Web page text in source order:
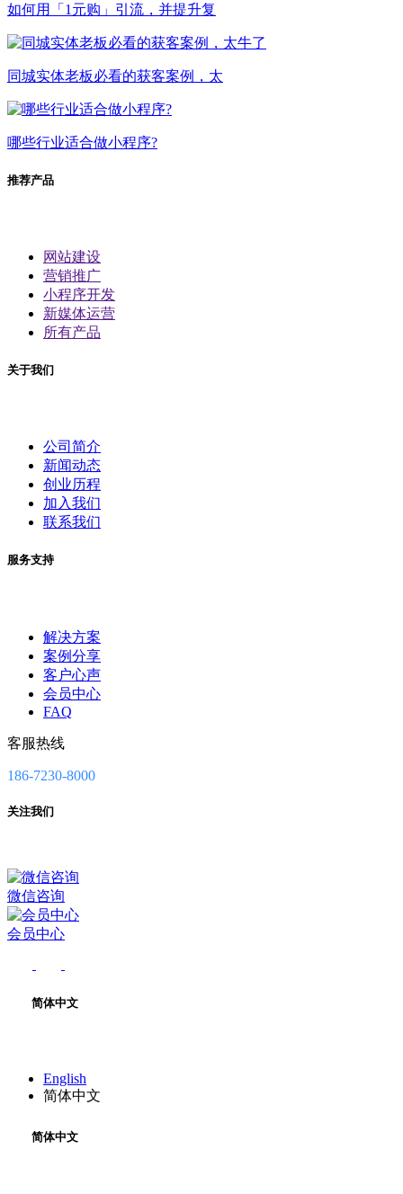
如何用「1元购」引流，并提升复
同城实体老板必看的获客案例，太
哪些行业适合做小程序?
推荐产品
网站建设
营销推广
小程序开发
新媒体运营
所有产品
关于我们
公司简介
新闻动态
创业历程
加入我们
联系我们
服务支持
解决方案
案例分享
客户心声
会员中心
FAQ
客服热线
186-7230-8000
关注我们
微信咨询
会员中心
简体中文
English
简体中文
简体中文